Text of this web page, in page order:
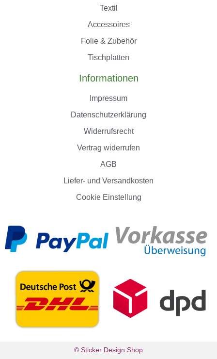
Textil
Accessoires
Folie & Zubehör
Tischplatten
Informationen
Impressum
Datenschutzerklärung
Widerrufsrecht
Vertrag widerrufen
AGB
Liefer- und Versandkosten
Cookie Einstellung
© Sticker Design Shop